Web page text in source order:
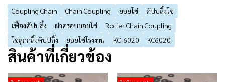
Coupling Chain Chain Coupling ยอยโซ่
คัปปลิ้งโซ่
เฟืองคัปปลิ้ง
ฝาครอบยอยโซ่
Roller Chain Coupling
โซ่ลูกกลิ้งคัปปลิ้ง
ยอยโซ่โรงงาน KC-6020 KC6020
สินค้าที่เกี่ยวข้อง